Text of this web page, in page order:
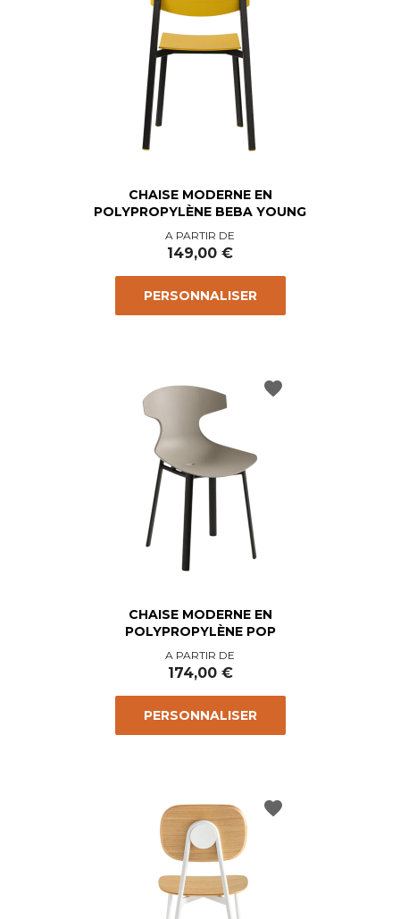
CHAISE MODERNE EN
POLYPROPYLÈNE BEBA YOUNG
Prix
A PARTIR DE
149,00 €
PERSONNALISER
CHAISE MODERNE EN
POLYPROPYLÈNE POP
Prix
A PARTIR DE
174,00 €
PERSONNALISER
favorite
favorite